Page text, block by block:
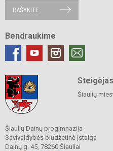
RAŠYKITE
Bendraukime
Steigėjas
Šiaulių
Šiaulių Dainų progimnazija
Savivaldybės biudžetinė įstaiga
Dainų g. 45, 78260 Šiauliai